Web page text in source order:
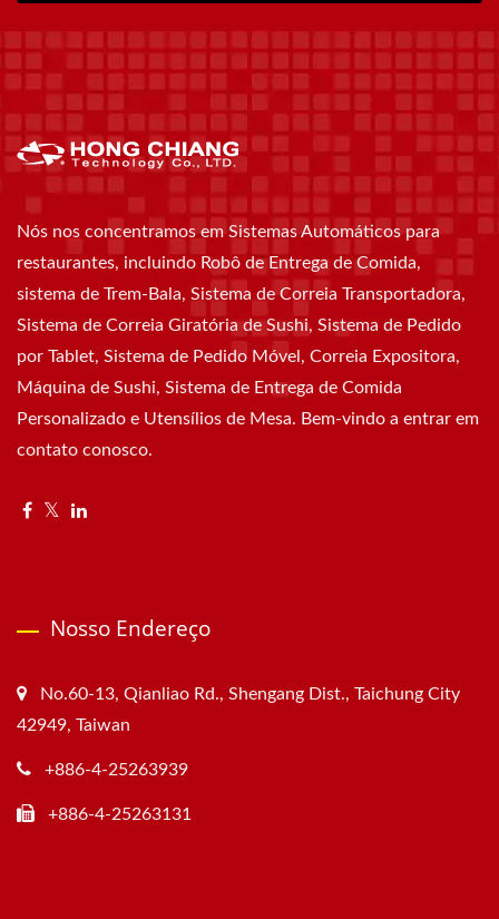
Nós nos concentramos em Sistemas Automáticos para
restaurantes, incluindo Robô de Entrega de Comida,
sistema de Trem-Bala, Sistema de Correia Transportadora,
Sistema de Correia Giratória de Sushi, Sistema de Pedido
por Tablet, Sistema de Pedido Móvel, Correia Expositora,
Máquina de Sushi, Sistema de Entrega de Comida
Personalizado e Utensílios de Mesa. Bem-vindo a entrar em
contato conosco.
Nosso Endereço
No.60-13, Qianliao Rd., Shengang Dist., Taichung City
42949, Taiwan
+886-4-25263939
+886-4-25263131